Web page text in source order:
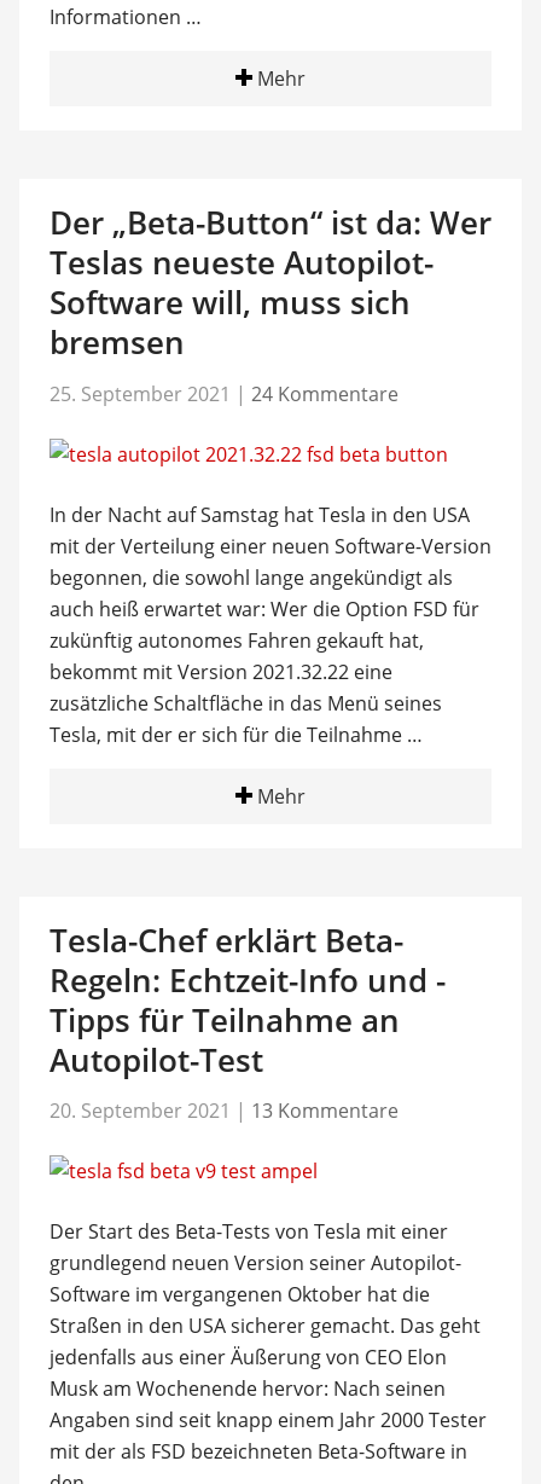
Informationen …
Mehr
Der „Beta-Button“ ist da: Wer
Teslas neueste Autopilot-
Software will, muss sich
bremsen
25. September 2021 | 24 Kommentare
In der Nacht auf Samstag hat Tesla in den USA
mit der Verteilung einer neuen Software-Version
begonnen, die sowohl lange angekündigt als
auch heiß erwartet war: Wer die Option FSD für
zukünftig autonomes Fahren gekauft hat,
bekommt mit Version 2021.32.22 eine
zusätzliche Schaltfläche in das Menü seines
Tesla, mit der er sich für die Teilnahme …
Mehr
Tesla-Chef erklärt Beta-
Regeln: Echtzeit-Info und -
Tipps für Teilnahme an
Autopilot-Test
20. September 2021 | 13 Kommentare
Der Start des Beta-Tests von Tesla mit einer
grundlegend neuen Version seiner Autopilot-
Software im vergangenen Oktober hat die
Straßen in den USA sicherer gemacht. Das geht
jedenfalls aus einer Äußerung von CEO Elon
Musk am Wochenende hervor: Nach seinen
Angaben sind seit knapp einem Jahr 2000 Tester
mit der als FSD bezeichneten Beta-Software in